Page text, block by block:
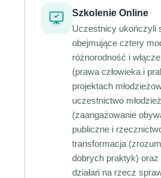
Szkolenie Online
Uczestnicy ukończyli
obejmujące cztery
różnorodność i
(prawa człowieka i
projektach
uczestnictwo
(zaangażowanie
publiczne i
transformacja
dobrych praktyk) oraz
działań na rzecz